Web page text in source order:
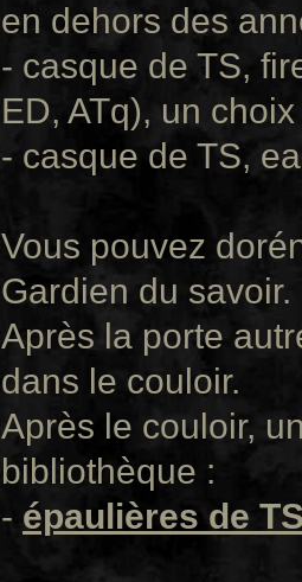
en dehors des
- casque de TS,
ED, ATq), un
- casque de TS,
Vous pouvez
Gardien du savoir.
Après la porte
dans le couloir.
Après le couloir,
bibliothèque :
- épaulières de